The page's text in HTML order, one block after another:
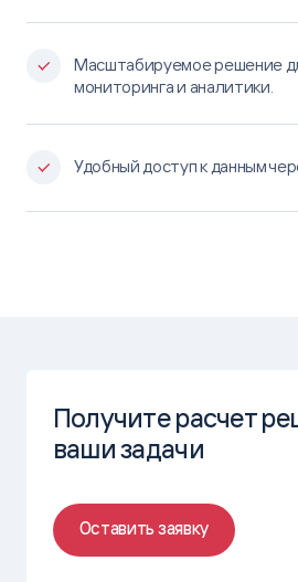
Масштабируемое решение
мониторинга и аналитики.
Удобный доступ к данным
Получите расчет
ваши задачи
Оставить заявку